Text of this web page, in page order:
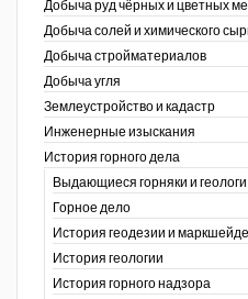
Добыча руд чёрных и цветных
Добыча солей и химического
Добыча стройматериалов
Добыча угля
Землеустройство и кадастр
Инженерные изыскания
История горного дела
Выдающиеся горняки и геологи
Горное дело
История геодезии и
История геологии
История горного надзора